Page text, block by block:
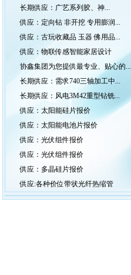
长期供应：广艺系列胶、神...
供应：定向钻 非开挖 专用膨润...
供应：古玩收藏品 玉器 佛用品...
供应：物联传感智能家居设计
协鑫集团为您提供最专业、贴心的...
长期供应：需求740三轴加工中...
长期供应：风电3M42重型钻铣...
供应：太阳能硅片报价
供应：太阳能电池片报价
供应：光伏组件报价
供应：光伏组件报价
供应：多晶硅片报价
供应:各种价位带状光纤热缩管